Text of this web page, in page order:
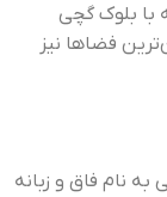
با بلوک گچی
فضاها نیز
نام فاق و زبانه